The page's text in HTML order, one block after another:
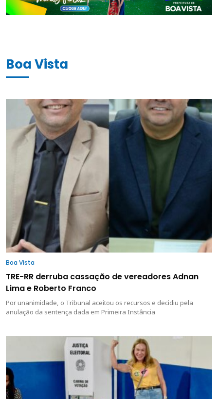
Boa Vista
Boa Vista
TRE-RR derruba cassação de vereadores Adnan
Lima e Roberto Franco
Por unanimidade, o Tribunal aceitou os recursos e decidiu pela
anulação da sentença dada em Primeira Instância